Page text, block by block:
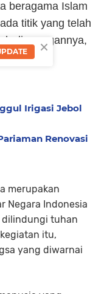
beragama Islam
titik yang telah
di ruangannya,
Irigasi Jebol
Renovasi
merupakan
Negara Indonesia
dilindungi tuhan
itu,
yang diwarnai
×